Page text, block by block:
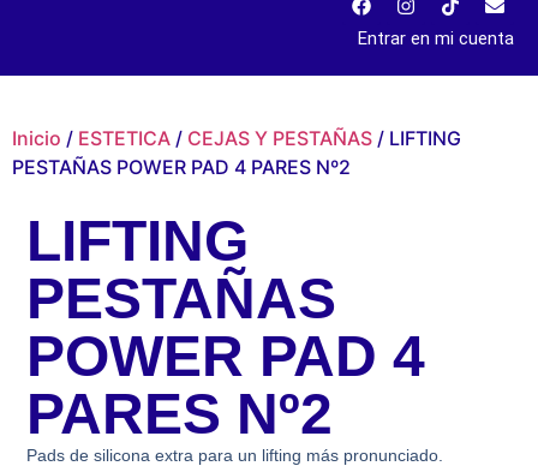
Entrar en mi cuenta
Inicio / ESTETICA / CEJAS Y PESTAÑAS / LIFTING
PESTAÑAS POWER PAD 4 PARES Nº2
LIFTING
PESTAÑAS
POWER PAD 4
PARES Nº2
Pads de silicona extra para un lifting más pronunciado.